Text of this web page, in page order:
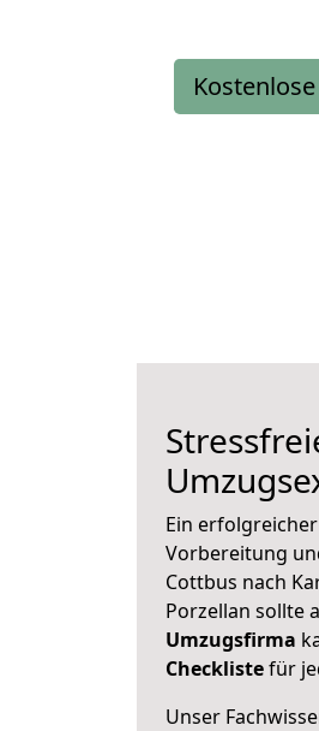
Ein
Vorbereitung
Cottbus nach
Porzellan sollte
Umzugsfirma
Checklistefür
Unser